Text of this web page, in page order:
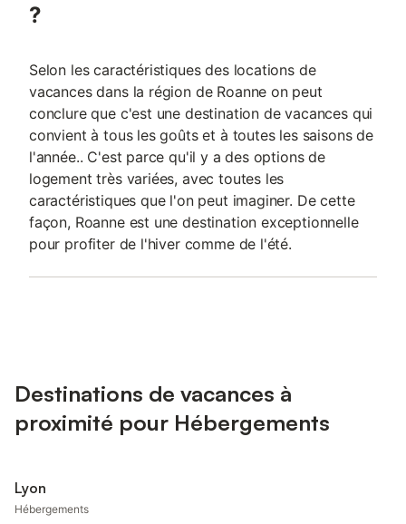
?
Selon les caractéristiques des locations de
vacances dans la région de Roanne on peut
conclure que c'est une destination de vacances qui
convient à tous les goûts et à toutes les saisons de
l'année.. C'est parce qu'il y a des options de
logement très variées, avec toutes les
caractéristiques que l'on peut imaginer. De cette
façon, Roanne est une destination exceptionnelle
pour profiter de l'hiver comme de l'été.
Destinations de vacances à
proximité pour Hébergements
Lyon
Hébergements